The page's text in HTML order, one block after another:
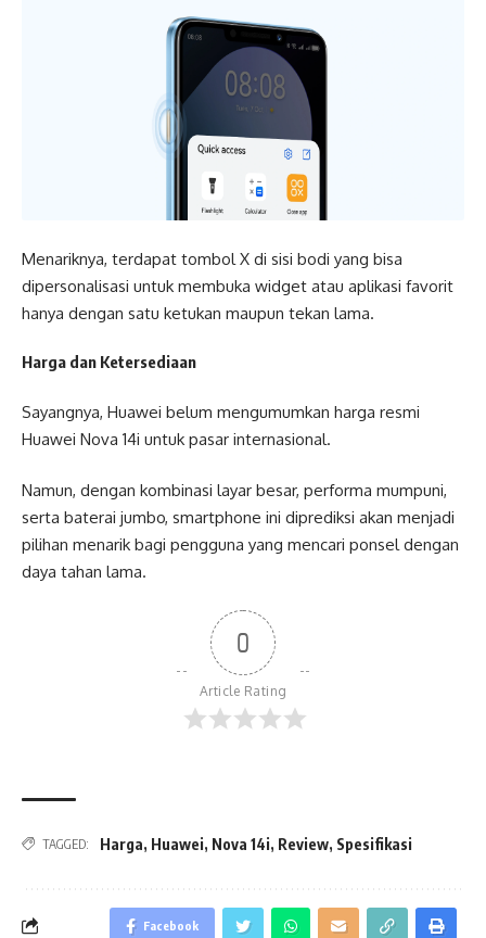
Menariknya, terdapat tombol X di sisi bodi yang bisa
dipersonalisasi untuk membuka widget atau aplikasi favorit
hanya dengan satu ketukan maupun tekan lama.
Harga dan Ketersediaan
Sayangnya, Huawei belum mengumumkan harga resmi
Huawei Nova 14i untuk pasar internasional.
Namun, dengan kombinasi layar besar, performa mumpuni,
serta baterai jumbo, smartphone ini diprediksi akan menjadi
pilihan menarik bagi pengguna yang mencari ponsel dengan
daya tahan lama.
0
Article Rating
TAGGED: Harga, Huawei, Nova 14i, Review, Spesifikasi
Facebook